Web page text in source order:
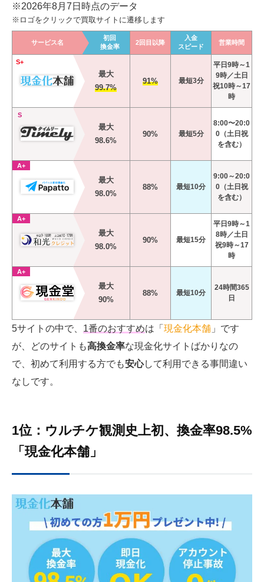
※2026年8月7日時点のデータ
※ロゴをクリックで買取サイトに遷移します
サービス名
初回
換金率
2回目以降
入金
スピード
営業時間
S+
最大
99.7%
91% 最短3分
平日9時～1
9時／土日
祝10時～17
時
S
最大
98.6%
90% 最短5分
8:00〜20:0
0（土日祝
を含む）
A+
最大
98.0%
88% 最短10分
9:00～20:0
0（土日祝
を含む）
A+
最大
98.0%
90% 最短15分
平日9時～1
8時／土日
祝9時～17
時
A+
最大
90%
88% 最短10分
24時間365
日
5サイトの中で、 1番のおすすめは「 現金化本舗 」です
が、どのサイトも高換金率な現金化サイトばかりなの
で、初めて利用する方でも安心して利用できる事間違い
なしです。
1位：ウルチケ観測史上初、換金率98.5%
「現金化本舗」